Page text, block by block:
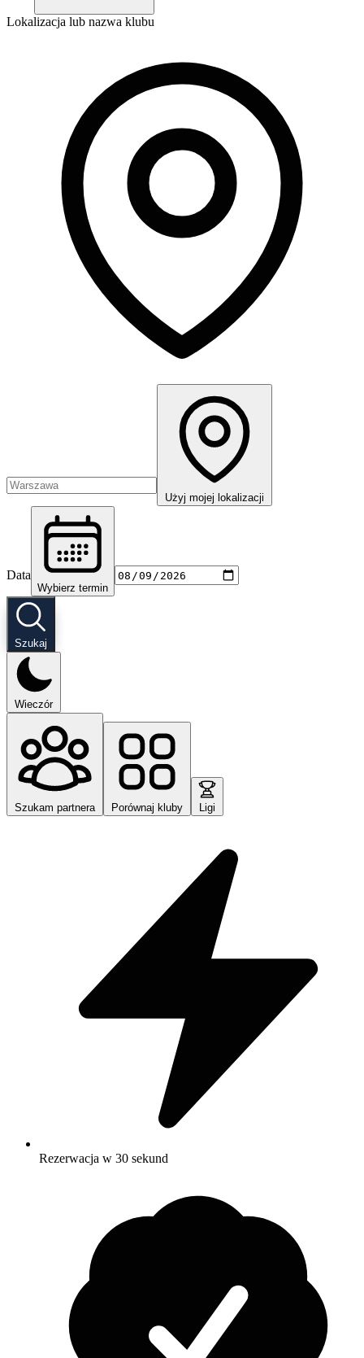
Lokalizacja lub nazwa klubu
Użyj mojej lokalizacji
Data
Wybierz termin
Szukaj
Wieczór
Szukam partnera Porównaj kluby Ligi
Rezerwacja w 30 sekund